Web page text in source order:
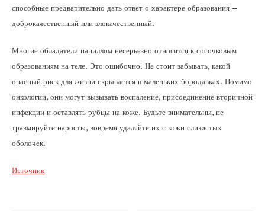
способные предварительно дать ответ о характере образования –
доброкачественный или злокачественный.
Многие обладатели папиллом несерьезно относятся к сосочковым
образованиям на теле. Это ошибочно! Не стоит забывать, какой
опасный риск для жизни скрывается в маленьких бородавках. Помимо
онкологии, они могут вызывать воспаление, присоединение вторичной
инфекции и оставлять рубцы на коже. Будьте внимательны, не
травмируйте наросты, вовремя удаляйте их с кожи слизистых
оболочек.
Источник